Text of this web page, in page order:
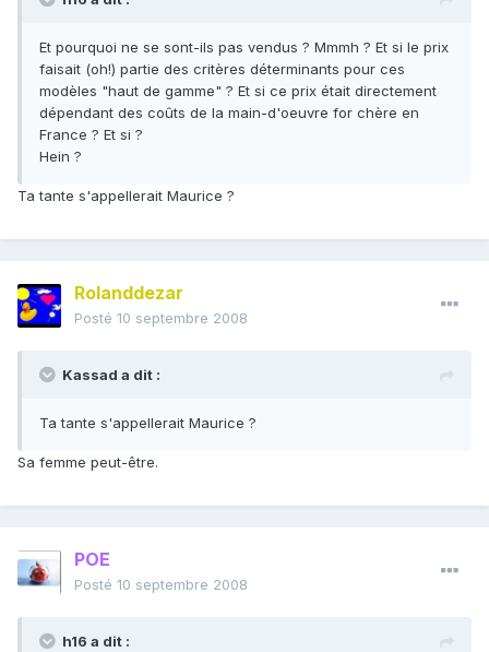
Et pourquoi ne se sont-ils pas vendus ? Mmmh ? Et si le prix
faisait (oh!) partie des critères déterminants pour ces
modèles "haut de gamme" ? Et si ce prix était directement
dépendant des coûts de la main-d'oeuvre for chère en
France ? Et si ?
Hein ?
Ta tante s'appellerait Maurice ?
Rolanddezar
Posté 10 septembre 2008
Kassad a dit :
Ta tante s'appellerait Maurice ?
Sa femme peut-être.
POE
Posté 10 septembre 2008
h16 a dit :